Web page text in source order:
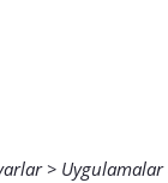
>